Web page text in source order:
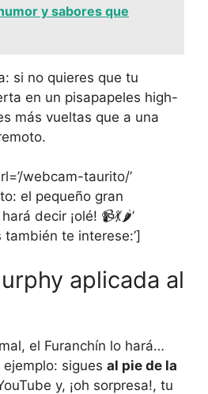
y sabores que
si no quieres que tu
en un pisapapeles high-
más vueltas que a una
webcam-taurito/’
el pequeño gran
decir ¡olé! 📹💃🌶️’
te interese:’]
aplicada al
el Furanchín lo hará…
sigues al pie de la
y, ¡oh sorpresa!, tu